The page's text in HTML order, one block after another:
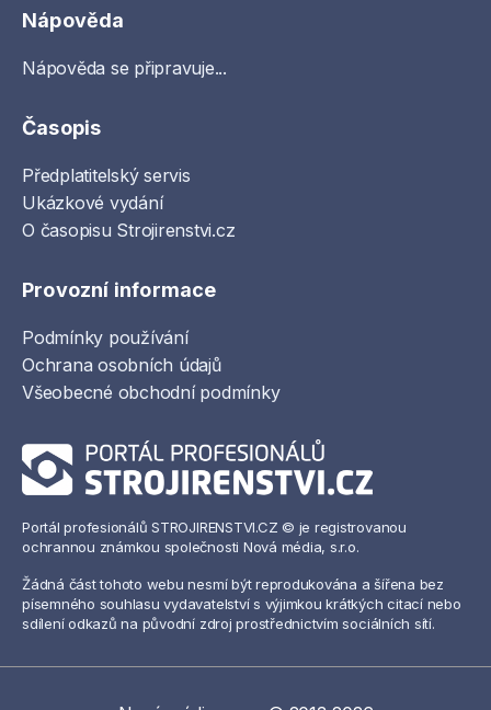
Nápověda
Nápověda se připravuje...
Časopis
Předplatitelský servis
Ukázkové vydání
O časopisu Strojirenstvi.cz
Provozní informace
Podmínky používání
Ochrana osobních údajů
Všeobecné obchodní podmínky
Portál profesionálů STROJIRENSTVI.CZ © je registrovanou
ochrannou známkou společnosti Nová média, s.r.o.
Žádná část tohoto webu nesmí být reprodukována a šířena bez
písemného souhlasu vydavatelství s výjimkou krátkých citací nebo
sdílení odkazů na původní zdroj prostřednictvím sociálních sítí.